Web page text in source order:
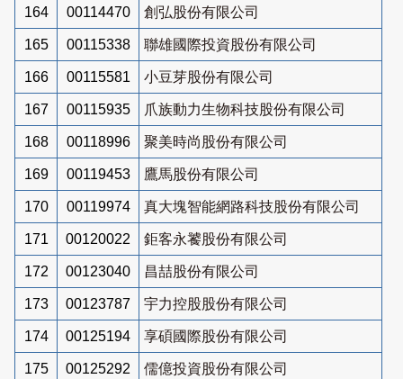
164 00114470 創弘股份有限公司
165 00115338 聯雄國際投資股份有限公司
166 00115581 小豆芽股份有限公司
167 00115935 爪族動力生物科技股份有限公司
168 00118996 聚美時尚股份有限公司
169 00119453 鷹馬股份有限公司
170 00119974 真大塊智能網路科技股份有限公司
171 00120022 鉅客永饕股份有限公司
172 00123040 昌喆股份有限公司
173 00123787 宇力控股股份有限公司
174 00125194 享碩國際股份有限公司
175 00125292 儒億投資股份有限公司